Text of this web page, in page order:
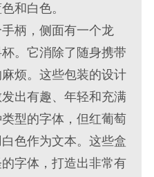
和白色。
柄，侧面有一个龙
。它消除了随身携带
烦。这些包装的设计
出有趣、年轻和充满
型的字体，但红葡萄
色作为文本。这些盒
字体，打造出非常有